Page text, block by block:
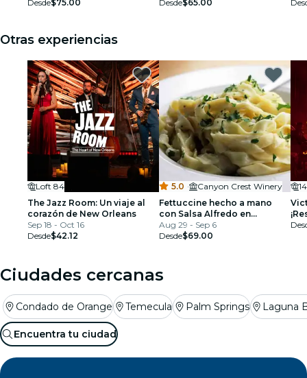
Desde$75.00 Desde$65.00
Otras experiencias
Loft 84
The Jazz Room: Un viaje al
corazón de New Orleans
Sep 18 - Oct 16
Desde$42.12
5.0 ·
Canyon Crest Winery
Fettuccine hecho a mano
con Salsa Alfredo en
Riverside
Aug 29 - Sep 6
Desde$69.00
Ciudades cercanas
Condado de Orange Temecula Palm Springs Laguna
Encuentra tu ciudad